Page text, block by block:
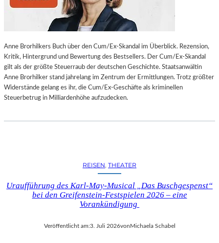
U
G
S
B
E
R
S
H
A
B
Anne Brorhilkers Buch über den Cum/Ex-Skandal im Überblick. Rezension,
Kritik, Hintergrund und Bewertung des Bestsellers. Der Cum/Ex-Skandal
gilt als der größte Steuerraub der deutschen Geschichte. Staatsanwältin
Anne Brorhilker stand jahrelang im Zentrum der Ermittlungen. Trotz größter
Widerstände gelang es ihr, die Cum/Ex-Geschäfte als kriminellen
Steuerbetrug in Milliardenhöhe aufzudecken.
REISEN, THEATER
Uraufführung des Karl-May-Musical „Das Buschgespenst“
bei den Greifenstein-Festspielen 2026 – eine
Vorankündigung
Veröffentlicht am:3. Juli 2026vonMichaela Schabel